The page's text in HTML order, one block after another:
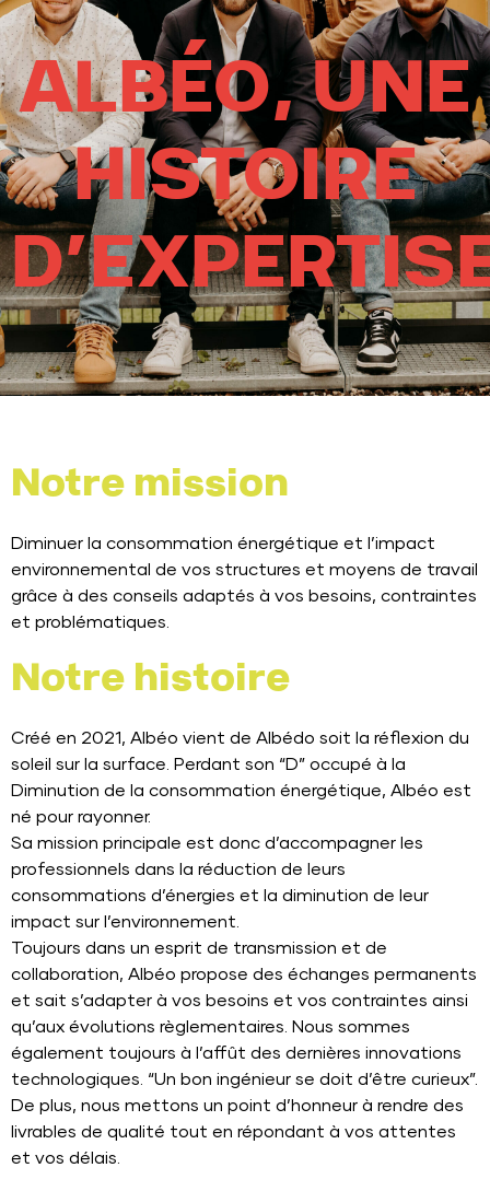
ALBÉO, UNE
HISTOIRE
Notre mission
Diminuer la consommation énergétique et l’impact
environnemental de vos structures et moyens de travail
grâce à des conseils adaptés à vos besoins, contraintes
et problématiques.
Notre histoire
Créé en 2021, Albéo vient de Albédo soit la réflexion du
soleil sur la surface. Perdant son “D” occupé à la
Diminution de la consommation énergétique, Albéo est
né pour rayonner.
Sa mission principale est donc d’accompagner les
professionnels dans la réduction de leurs
consommations d’énergies et la diminution de leur
impact sur l’environnement.
Toujours dans un esprit de transmission et de
collaboration, Albéo propose des échanges permanents
et sait s’adapter à vos besoins et vos contraintes ainsi
qu’aux évolutions règlementaires. Nous sommes
également toujours à l’affût des dernières innovations
technologiques. “Un bon ingénieur se doit d’être curieux”.
De plus, nous mettons un point d’honneur à rendre des
livrables de qualité tout en répondant à vos attentes
et vos délais.